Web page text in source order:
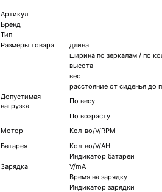
Артикул
Бренд
Тип
Размеры товара
длина
ширина по зеркалам / по
высота
вес
расстояние от сиденья до
Допустимая
нагрузка
По весу
По возрасту
Мотор
Кол-во/V/RPM
Батарея
Кол-во/V/AH
Индикатор батареи
Зарядка
V/mA
Время на зарядку
Индикатор зарядки